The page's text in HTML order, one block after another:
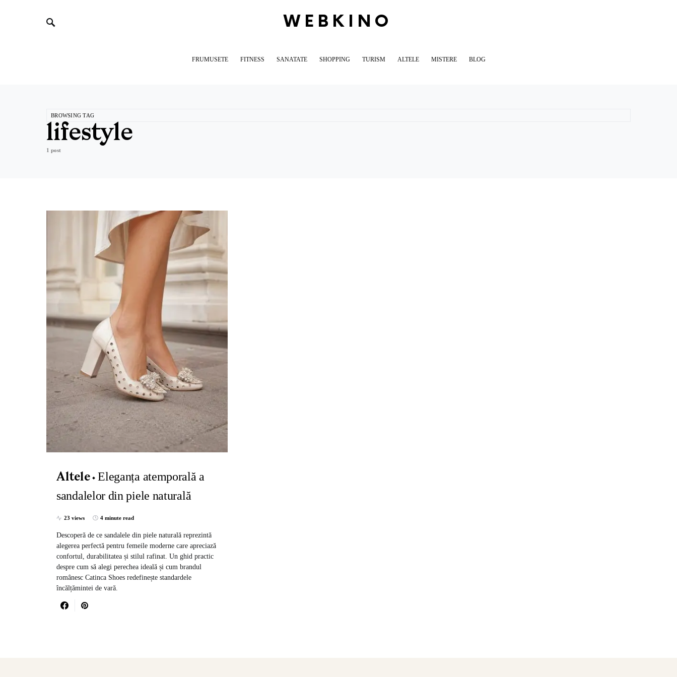
WEBKINO
FRUMUSETE FITNESS SANATATE SHOPPING TURISM ALTELE MISTERE BLOG
BROWSING TAG
lifestyle
1 post
Altele
Eleganța atemporală a
sandalelor din piele naturală
23 views 4 minute read
Descoperă de ce sandalele din piele naturală reprezintă
alegerea perfectă pentru femeile moderne care apreciază
confortul, durabilitatea și stilul rafinat. Un ghid practic
despre cum să alegi perechea ideală și cum brandul
românesc Catinca Shoes redefinește standardele
încălțămintei de vară.